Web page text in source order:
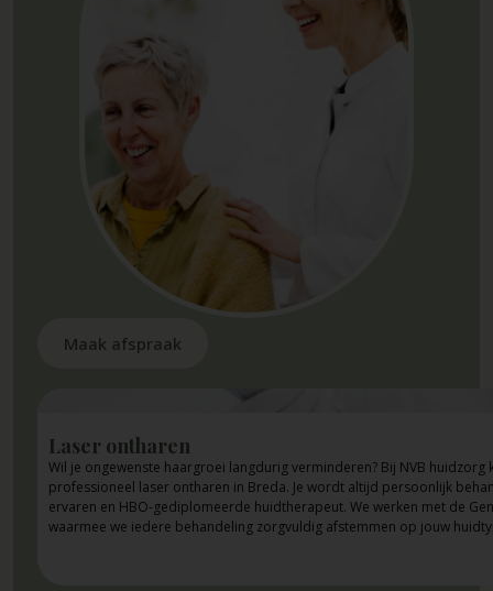
Maak afspraak
Laser ontharen
Wil je ongewenste haargroei langdurig verminderen? Bij NVB huidzorg
professioneel laser ontharen in Breda. Je wordt altijd persoonlijk
ervaren en HBO-gediplomeerde huidtherapeut. We werken met de
waarmee we iedere behandeling zorgvuldig afstemmen op jouw